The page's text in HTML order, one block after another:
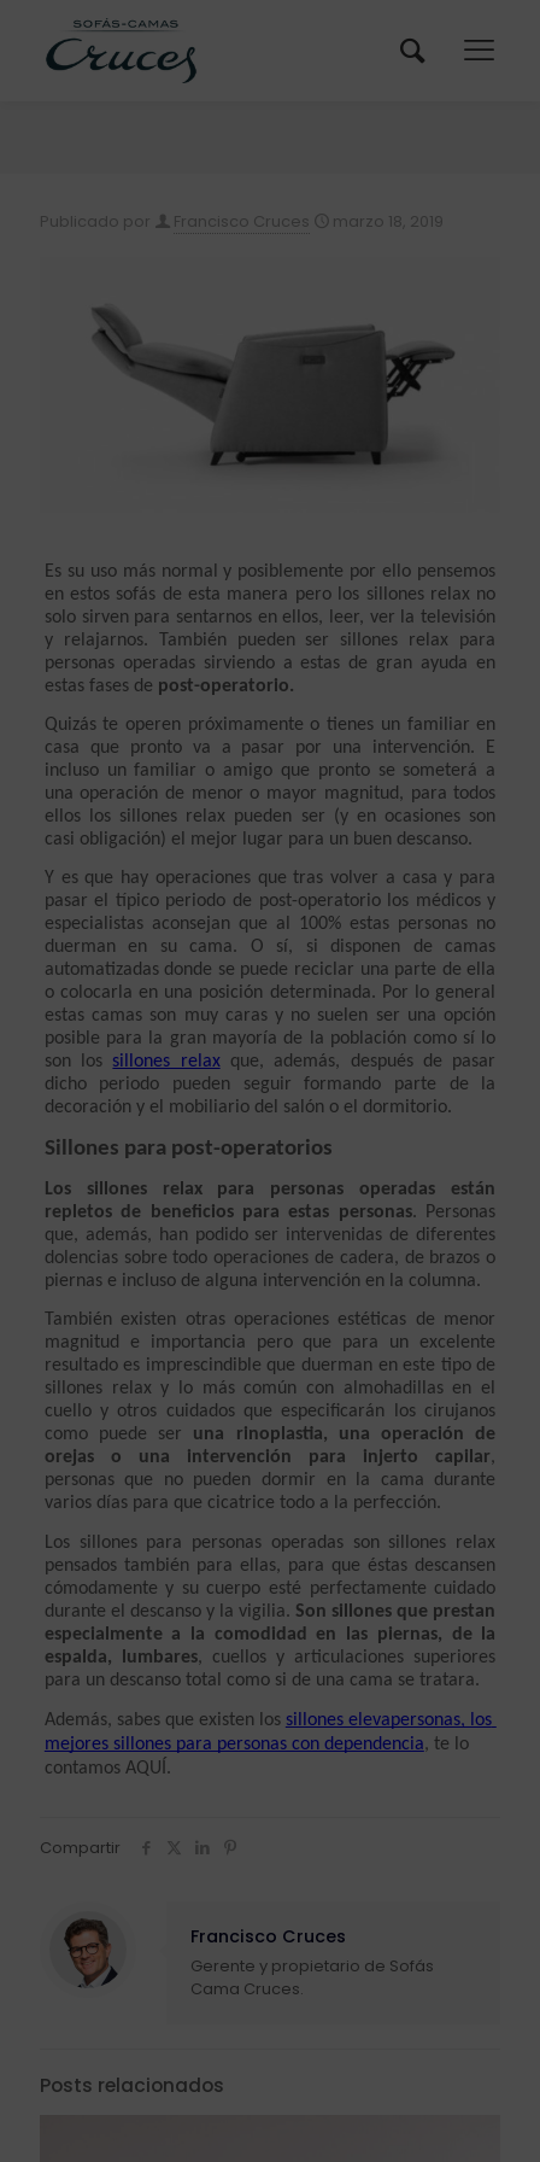
Publicado por Francisco Cruces marzo 18, 2019
Es su uso más normal y posiblemente por ello pensemos
en estos sofás de esta manera pero los sillones relax no
solo sirven para sentarnos en ellos, leer, ver la televisión
y relajarnos. También pueden ser sillones relax para
personas operadas sirviendo a estas de gran ayuda en
estas fases de post-operatorio.
Quizás te operen próximamente o tienes un familiar en
casa que pronto va a pasar por una intervención. E
incluso un familiar o amigo que pronto se someterá a
una operación de menor o mayor magnitud, para todos
ellos los sillones relax pueden ser (y en ocasiones son
casi obligación) el mejor lugar para un buen descanso.
Y es que hay operaciones que tras volver a casa y para
pasar el típico periodo de post-operatorio los médicos y
especialistas aconsejan que al 100% estas personas no
duerman en su cama. O sí, si disponen de camas
automatizadas donde se puede reciclar una parte de ella
o colocarla en una posición determinada. Por lo general
estas camas son muy caras y no suelen ser una opción
posible para la gran mayoría de la población como sí lo
son los sillones relax que, además, después de pasar
dicho periodo pueden seguir formando parte de la
decoración y el mobiliario del salón o el dormitorio.
Sillones para post-operatorios
Los sillones relax para personas operadas están
repletos de beneficios para estas personas. Personas
que, además, han podido ser intervenidas de diferentes
dolencias sobre todo operaciones de cadera, de brazos o
piernas e incluso de alguna intervención en la columna.
También existen otras operaciones estéticas de menor
magnitud e importancia pero que para un excelente
resultado es imprescindible que duerman en este tipo de
sillones relax y lo más común con almohadillas en el
cuello y otros cuidados que especificarán los cirujanos
como puede ser una rinoplastia, una operación de
orejas o una intervención para injerto capilar,
personas que no pueden dormir en la cama durante
varios días para que cicatrice todo a la perfección.
Los sillones para personas operadas son sillones relax
pensados también para ellas, para que éstas descansen
cómodamente y su cuerpo esté perfectamente cuidado
durante el descanso y la vigilia. Son sillones que prestan
especialmente a la comodidad en las piernas, de la
espalda, lumbares, cuellos y articulaciones superiores
para un descanso total como si de una cama se tratara.
Además, sabes que existen los sillones elevapersonas, los
mejores sillones para personas con dependencia, te lo
contamos AQUÍ.
Compartir
Francisco Cruces
Gerente y propietario de Sofás
Cama Cruces.
Posts relacionados